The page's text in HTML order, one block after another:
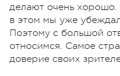
делают очень
в этом мы уже
Поэтому с большой
относимся. Самое
доверие своих